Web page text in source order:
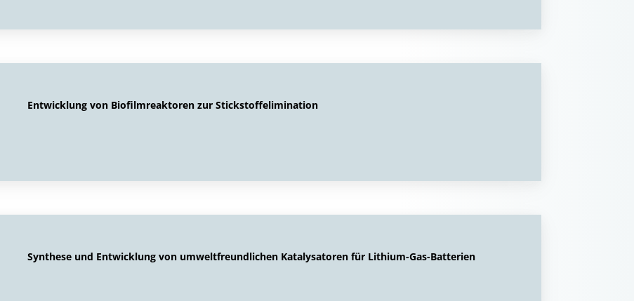
Entwicklung von Biofilmreaktoren zur Stickstoffelimination
Synthese und Entwicklung von umweltfreundlichen Katalysatoren für Lithium-Gas-Batterien